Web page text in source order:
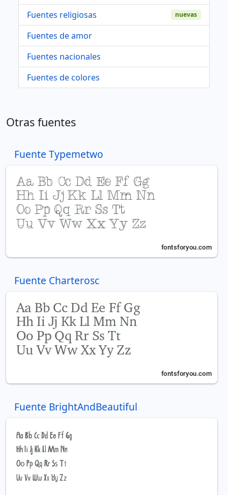
Fuentes religiosas
nuevas
Fuentes de amor
Fuentes nacionales
Fuentes de colores
Otras fuentes
Fuente Typemetwo
Fuente Charterosc
Fuente BrightAndBeautiful